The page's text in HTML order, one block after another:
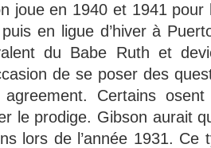
joue en 1940 et 1941
en ligue d’hiver à
du Babe Ruth et
de se poser des
agreement. Certains
le prodige. Gibson aurait
lors de l’année 1931. Ce